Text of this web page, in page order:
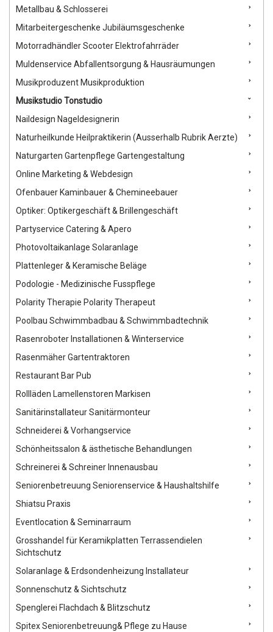
Metallbau & Schlosserei
Mitarbeitergeschenke Jubiläumsgeschenke
Motorradhändler Scooter Elektrofahrräder
Muldenservice Abfallentsorgung & Hausräumungen
Musikproduzent Musikproduktion
Musikstudio Tonstudio
Naildesign Nageldesignerin
Naturheilkunde Heilpraktikerin (Ausserhalb Rubrik Aerzte)
Naturgarten Gartenpflege Gartengestaltung
Online Marketing & Webdesign
Ofenbauer Kaminbauer & Chemineebauer
Optiker: Optikergeschäft & Brillengeschäft
Partyservice Catering & Apero
Photovoltaikanlage Solaranlage
Plattenleger & Keramische Beläge
Podologie - Medizinische Fusspflege
Polarity Therapie Polarity Therapeut
Poolbau Schwimmbadbau & Schwimmbadtechnik
Rasenroboter Installationen & Winterservice
Rasenmäher Gartentraktoren
Restaurant Bar Pub
Rollläden Lamellenstoren Markisen
Sanitärinstallateur Sanitärmonteur
Schneiderei & Vorhangservice
Schönheitssalon & ästhetische Behandlungen
Schreinerei & Schreiner Innenausbau
Seniorenbetreuung Seniorenservice & Haushaltshilfe
Shiatsu Praxis
Eventlocation & Seminarraum
Grosshandel für Keramikplatten Terrassendielen
Sichtschutz
Solaranlage & Erdsondenheizung Installateur
Sonnenschutz & Sichtschutz
Spenglerei Flachdach & Blitzschutz
Spitex Seniorenbetreuung& Pflege zu Hause